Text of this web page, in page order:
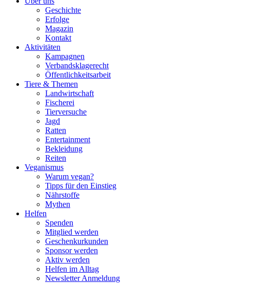
Geschichte
Erfolge
Magazin
Kontakt
Aktivitäten
Kampagnen
Verbandsklagerecht
Öffentlichkeitsarbeit
Tiere & Themen
Landwirtschaft
Fischerei
Tierversuche
Jagd
Ratten
Entertainment
Bekleidung
Reiten
Veganismus
Warum vegan?
Tipps für den Einstieg
Nährstoffe
Mythen
Helfen
Spenden
Mitglied werden
Geschenkurkunden
Sponsor werden
Aktiv werden
Helfen im Alltag
Newsletter Anmeldung